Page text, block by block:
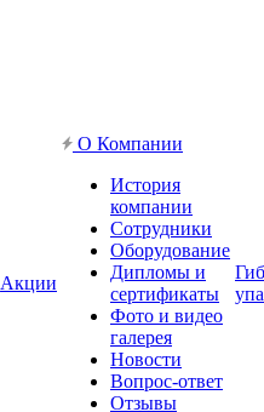
Акции
О Компании
История
компании
Сотрудники
Оборудование
Дипломы и
сертификаты
Фото и видео
галерея
Новости
Вопрос-ответ
Отзывы